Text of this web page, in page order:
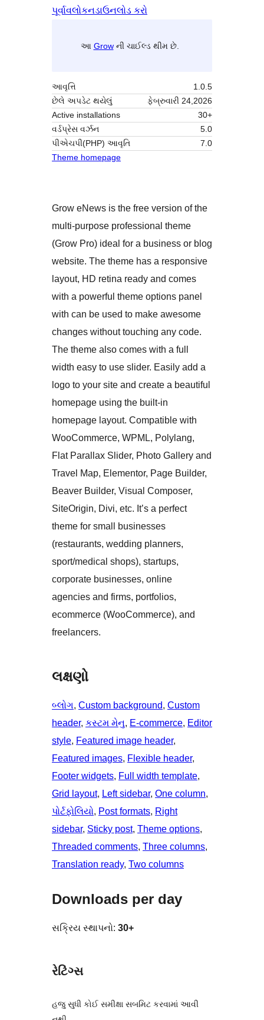
પૂર્વાવલોકનડાઉનલોડ કરો
આ Growની ચાઈલ્ડ થીમ છે.
આવૃત્તિ
1.0.5
છેલે અપડેટ થયેલું
ફેબ્રુવારી 24,2026
Active installations
30+
વર્ડપ્રેસ વર્ઝન
5.0
પીએચપી(PHP) આવૃતિ
7.0
Theme homepage
Grow eNews is the free version of the
multi-purpose professional theme
(Grow Pro) ideal for a business or blog
website. The theme has a responsive
layout, HD retina ready and comes
with a powerful theme options panel
with can be used to make awesome
changes without touching any code.
The theme also comes with a full
width easy to use slider. Easily add a
logo to your site and create a beautiful
homepage using the built-in
homepage layout. Compatible with
WooCommerce, WPML, Polylang,
Flat Parallax Slider, Photo Gallery and
Travel Map, Elementor, Page Builder,
Beaver Builder, Visual Composer,
SiteOrigin, Divi, etc. It’s a perfect
theme for small businesses
(restaurants, wedding planners,
sport/medical shops), startups,
corporate businesses, online
agencies and firms, portfolios,
ecommerce (WooCommerce), and
freelancers.
લક્ષણો
બ્લોગ, Custom background, Custom
header, કસ્ટમ મેનુ, E-commerce, Editor
style, Featured image header
Featured images, Flexible header
Footer widgets, Full width template
Grid layout, Left sidebar, One column
પોર્ટફોલિયો, Post formats, Right
sidebar, Sticky post, Theme options
Threaded comments, Three columns
Translation ready, Two columns
Downloads per day
સક્રિય સ્થાપનો: 30+
રેટિંગ્સ
હજુ સુધી કોઈ સમીક્ષા સબમિટ કરવામાં આવી